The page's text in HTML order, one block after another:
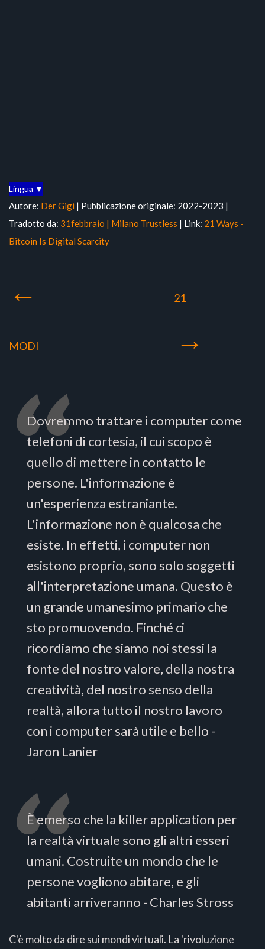
Lingua ▼
Autore: Der Gigi | Pubblicazione originale: 2022-2023 |
Tradotto da: 31febbraio | Milano Trustless | Link: 21 Ways -
Bitcoin Is Digital Scarcity
← 21
MODI →
Dovremmo trattare i computer come
telefoni di cortesia, il cui scopo è
quello di mettere in contatto le
persone. L'informazione è
un'esperienza estraniante.
L'informazione non è qualcosa che
esiste. In effetti, i computer non
esistono proprio, sono solo soggetti
all'interpretazione umana. Questo è
un grande umanesimo primario che
sto promuovendo. Finché ci
ricordiamo che siamo noi stessi la
fonte del nostro valore, della nostra
creatività, del nostro senso della
realtà, allora tutto il nostro lavoro
con i computer sarà utile e bello -
Jaron Lanier
È emerso che la killer application per
la realtà virtuale sono gli altri esseri
umani. Costruite un mondo che le
persone vogliono abitare, e gli
abitanti arriveranno - Charles Stross
C'è molto da dire sui mondi virtuali. La 'rivoluzione